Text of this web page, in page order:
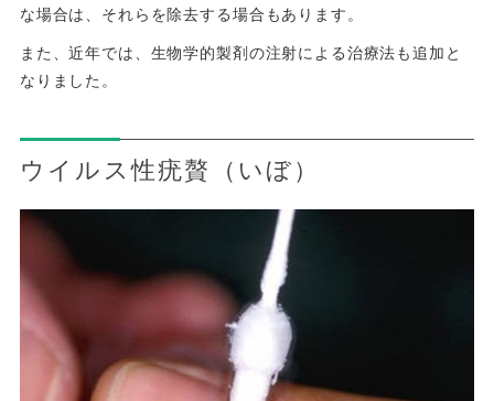
な場合は、それらを除去する場合もあります。
また、近年では、生物学的製剤の注射による治療法も追加と
なりました。
ウイルス性疣贅（いぼ）